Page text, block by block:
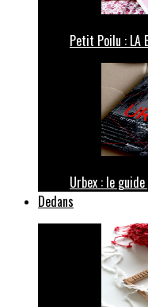
Petit Poilu :
Urbex : le
Dedans